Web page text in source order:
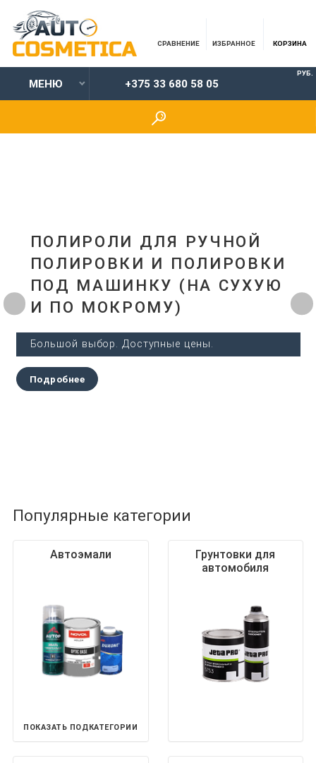
СРАВНЕНИЕ ИЗБРАННОЕ КОРЗИНА
МЕНЮ +375 33 680 58 05
РУБ.
ПОЛИРОЛИ ДЛЯ РУЧНОЙ
ПОЛИРОВКИ И ПОЛИРОВКИ
ПОД МАШИНКУ (НА СУХУЮ
И ПО МОКРОМУ)
Большой выбор. Доступные цены.
Подробнее
Популярные категории
Автоэмали
ПОКАЗАТЬ ПОДКАТЕГОРИИ
Грунтовки для
автомобиля